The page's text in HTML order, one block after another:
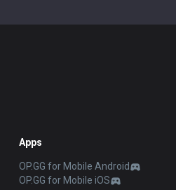
Apps
OP.GG for Mobile Android
OP.GG for Mobile iOS